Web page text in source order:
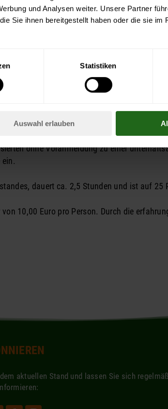
und Analysen weiter. Unsere Partner
Sie ihnen bereitgestellt haben oder die sie im
Statistiken
Auswahl erlauben
ohne Voranmeldung zu einer
dauert ca. 2,5 Stunden und ist auf 25
10,00 Euro pro Person. Durch die
aktuellen Stand und lassen Sie sich